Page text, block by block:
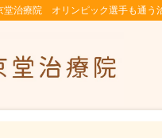
治療院 オリンピック選手も通う